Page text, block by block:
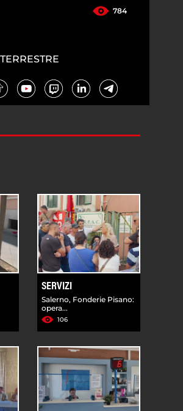
784
SERVIZI
Salerno, Fonderie Pisano:
opera...
106